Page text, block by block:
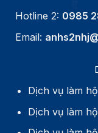
Hotline 2: 0985
Email:
Dịch vụ làm
Dịch vụ làm